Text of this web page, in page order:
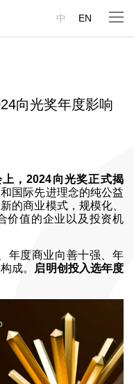
中 EN
向光奖年度影响
，2024向光奖正式揭
国际先进理念的纯公益
的商业模式，规模化、
价值的企业以及投资机
年度商业向善十强、年
成。 启明创投入选年度